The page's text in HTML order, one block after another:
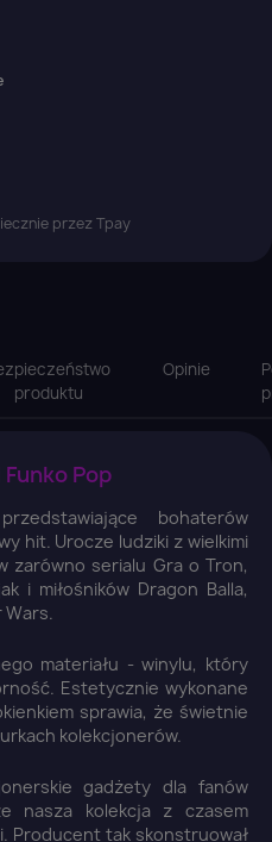
przez Tpay
produktu
Opinie
Pop
bohaterów
hit. Urocze ludziki z wielkimi
zarówno serialu Gra o Tron,
i miłośników Dragon Balla,
Wars.
materiału - winylu, który
Estetycznie wykonane
sprawia, że świetnie
kolekcjonerów.
gadżety dla fanów
nasza kolekcja z czasem
Producent tak skonstruował